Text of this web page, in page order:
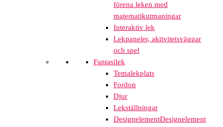
förena leken med
matematikutmaningar
Interaktiv lek
Lekpaneler, aktivitetsväggar
och spel
Fantasilek
Temalekplats
Fordon
Djur
Lekställningar
DesignelementDesignelement